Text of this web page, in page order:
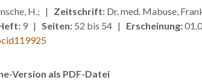
H.; | Zeitschrift:Dr. med. Mabuse,
9 | Seiten:52 bis 54 | Erscheinung:
Version als PDF-Datei